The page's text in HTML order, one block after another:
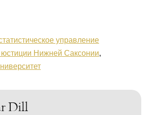
управление
Нижней Саксонии,
Dill